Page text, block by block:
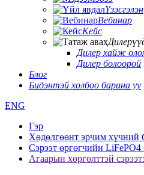
Үзэсгэлэн
Вебинар
Кейс
Дилер хайж
Дилер болоорой
Блог
Бидэнтэй холбоо барина уу
ENG
Гэр
Хөдөлгөөнт эрчим хүчний
Сэрээт өргөгчийн LiFePO4
Агаарын хөргөлттэй